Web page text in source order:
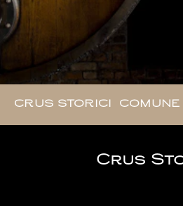
CRUS STORICI
Crus